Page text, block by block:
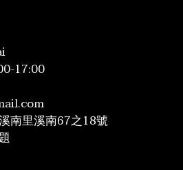
17:00
南里溪南67之18號